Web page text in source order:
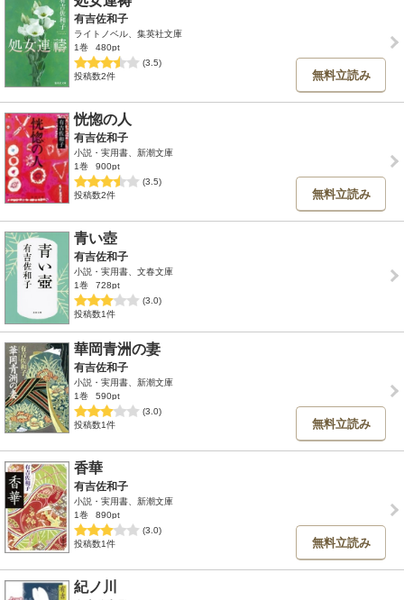
有吉佐和子
ライトノベル、集英社文庫
1巻
480pt
(3.5)
投稿数2件
無料立読み
恍惚の人
有吉佐和子
小説・実用書、新潮文庫
1巻
900pt
(3.5)
投稿数2件
無料立読み
青い壺
有吉佐和子
小説・実用書、文春文庫
1巻
728pt
(3.0)
投稿数1件
華岡青洲の妻
有吉佐和子
小説・実用書、新潮文庫
1巻
590pt
(3.0)
投稿数1件
無料立読み
香華
有吉佐和子
小説・実用書、新潮文庫
1巻
890pt
(3.0)
投稿数1件
無料立読み
紀ノ川